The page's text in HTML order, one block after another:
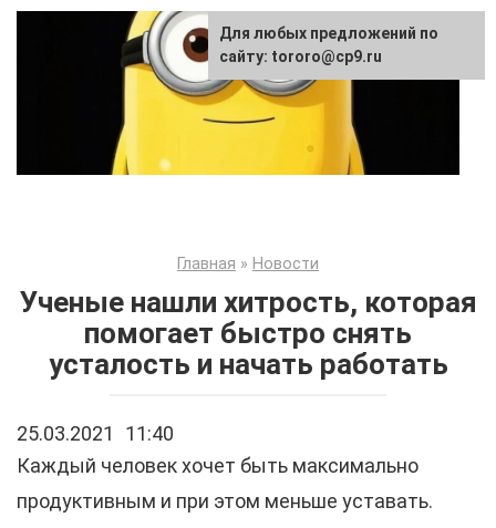
Перейти
Главная » Новости
Ученые нашли хитрость, которая
помогает быстро снять
усталость и начать работать
25.03.2021
11:40
Каждый человек хочет быть максимально
продуктивным и при этом меньше уставать.
Для любых предложений по
сайту: tororo@cp9.ru